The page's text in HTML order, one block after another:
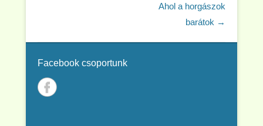
Ahol a horgászok
barátok →
Facebook csoportunk